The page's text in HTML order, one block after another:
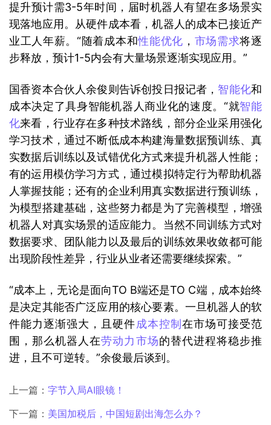
提升预计需3-5年时间，届时机器人有望在多场景实
现落地应用。从硬件成本看，机器人的成本已接近产
业工人年薪。“随着成本和性能优化 ， 市场需求将逐
步释放，预计1-5内会有大量场景逐渐实现应用。”
国香资本合伙人余俊则告诉创投日报记者， 智能化和
成本决定了具身智能机器人商业化的速度。“就智能
化来看，行业存在多种技术路线，部分企业采用强化
学习技术，通过不断低成本构建海量数据预训练、真
实数据后训练以及试错优化方式来提升机器人性能；
有的运用模仿学习方式，通过模拟特定行为帮助机器
人掌握技能；还有的企业利用真实数据进行预训练，
为模型搭建基础，这些努力都是为了完善模型，增强
机器人对真实场景的适应能力。当然不同训练方式对
数据要求、团队能力以及最后的训练效果收敛都可能
出现阶段性差异，行业从业者还需要继续探索。”
“成本上，无论是面向TO B端还是TO C端，成本始终
是决定其能否广泛应用的核心要素。一旦机器人的软
件能力逐渐强大，且硬件成本控制 在市场可接受范
围，那么机器人在劳动力市场的替代进程将稳步推
进，且不可逆转。”余俊最后谈到。
上一篇： 字节入局AI眼镜！
下一篇： 美国加税后，中国短剧出海怎么办？